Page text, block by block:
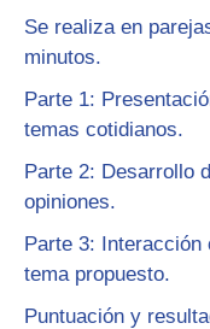
Se realiza en
minutos.
Parte 1:
temas cotidianos.
Parte 2: Desarrollo
opiniones.
Parte 3: Interacción
tema propuesto.
Puntuación y